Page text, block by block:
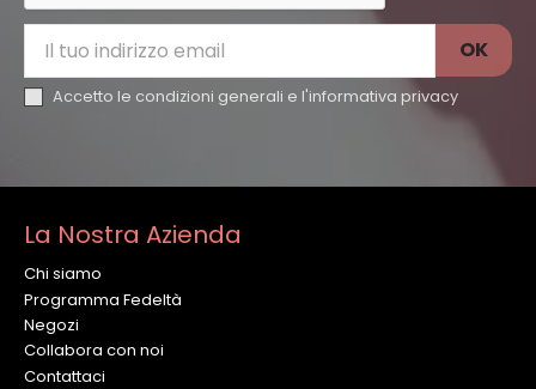
Accetto le condizioni generali e l'informativa privacy
La Nostra Azienda
Chi siamo
Programma Fedeltà
Negozi
Collabora con noi
Contattaci